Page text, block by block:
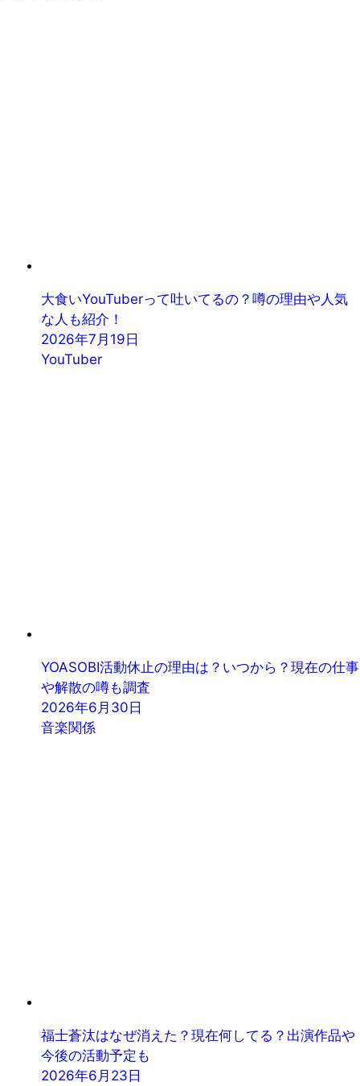
大食いYouTuberって吐いてるの？噂の理由や人気
な人も紹介！
2026年7月19日
YouTuber
YOASOBI活動休止の理由は？いつから？現在の仕事
や解散の噂も調査
2026年6月30日
音楽関係
福士蒼汰はなぜ消えた？現在何してる？出演作品や
今後の活動予定も
2026年6月23日